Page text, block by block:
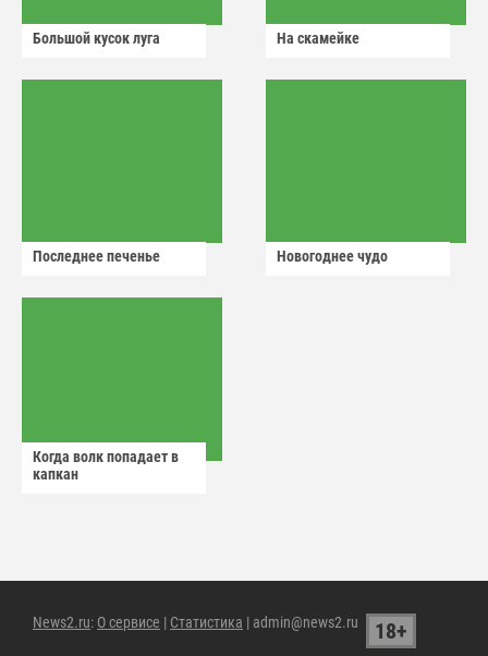
Большой кусок луга На скамейке
Последнее печенье Новогоднее чудо
Когда волк попадает в
капкан
News2.ru: О сервисе | Статистика | admin@news2.ru 18+